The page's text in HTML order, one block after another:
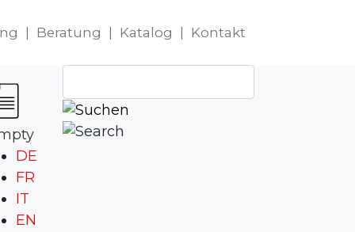
| Beratung | Katalog | Kontakt
DE
FR
IT
EN